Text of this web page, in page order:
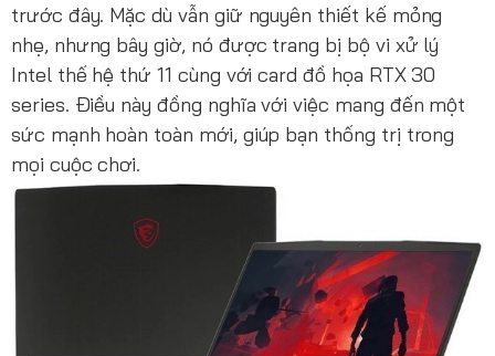
trước đây. Mặc dù vẫn giữ nguyên thiết kế mỏng
nhẹ, nhưng bây giờ, nó được trang bị bộ vi xử lý
Intel thế hệ thứ 11 cùng với card đồ họa RTX 30
series. Điều này đồng nghĩa với việc mang đến một
sức mạnh hoàn toàn mới, giúp bạn thống trị trong
mọi cuộc chơi.